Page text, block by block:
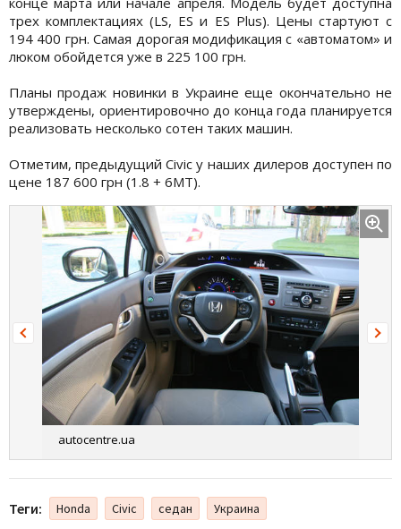
трех комплектациях (LS, ES и ES Plus). Цены стартуют с
194 400 грн. Самая дорогая модификация с «автоматом» и
люком обойдется уже в 225 100 грн.
Планы продаж новинки в Украине еще окончательно не
утверждены, ориентировочно до конца года планируется
реализовать несколько сотен таких машин.
Отметим, предыдущий Civic у наших дилеров доступен по
цене 187 600 грн (1.8 + 6MT).
autocentre.ua
Теги: Honda Civic седан Украина